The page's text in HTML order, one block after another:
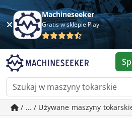
Machineseeker
Gratis w sklepie Play
/ ... / Używane maszyny